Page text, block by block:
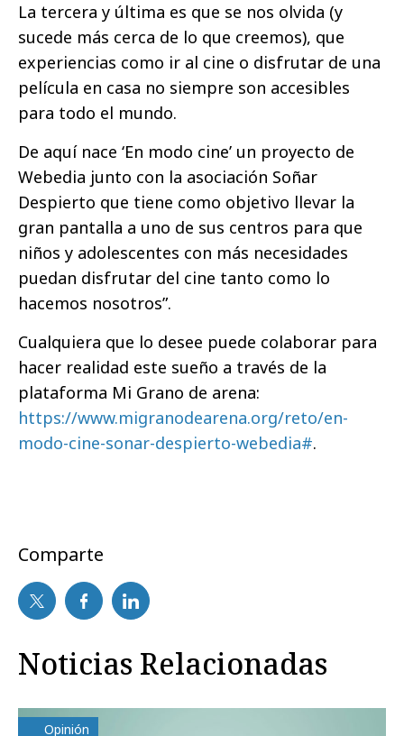
La tercera y última es que se nos olvida (y
sucede más cerca de lo que creemos), que
experiencias como ir al cine o disfrutar de una
película en casa no siempre son accesibles
para todo el mundo.
De aquí nace ‘En modo cine’ un proyecto de
Webedia junto con la asociación Soñar
Despierto que tiene como objetivo llevar la
gran pantalla a uno de sus centros para que
niños y adolescentes con más necesidades
puedan disfrutar del cine tanto como lo
hacemos nosotros”.
Cualquiera que lo desee puede colaborar para
hacer realidad este sueño a través de la
plataforma Mi Grano de arena:
https://www.migranodearena.org/reto/en-
modo-cine-sonar-despierto-webedia#.
Comparte
Noticias Relacionadas
Opinión